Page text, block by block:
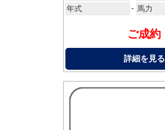
年式 - 馬力
ご成約
詳細を見る